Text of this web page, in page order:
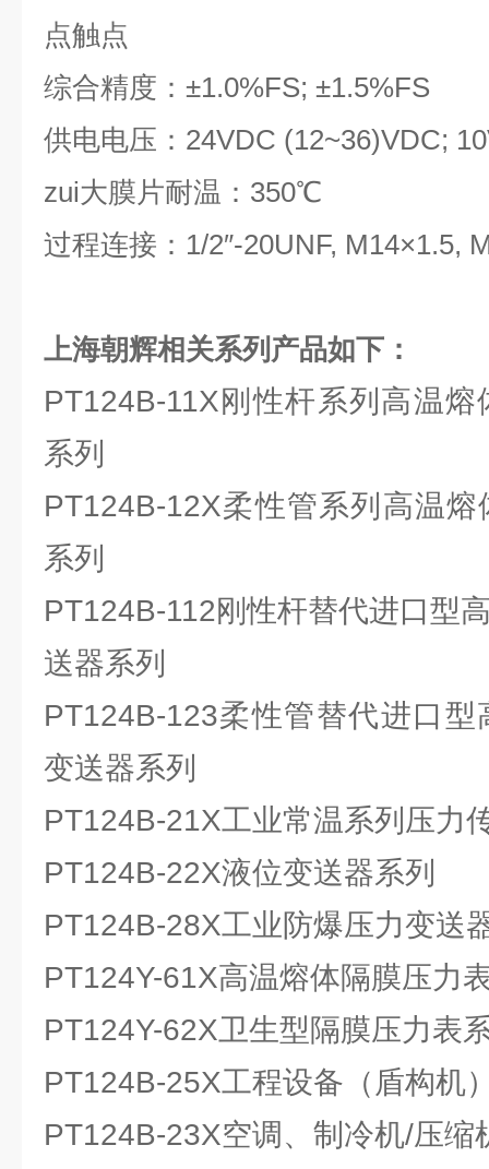
点触点
综合精度：±1.0%FS; ±1.5%FS
供电电压：24VDC (12~36)VDC;
zui大膜片耐温：350℃
过程连接：1/2″-20UNF, M14×1.5,
上海朝辉相关系列产品如下：
PT124B-11X刚性杆系列高温
系列
PT124B-12X柔性管系列高温
系列
PT124B-112刚性杆替代进口型
送器系列
PT124B-123柔性管替代进口
变送器系列
PT124B-21X工业常温系列压力
PT124B-22X液位变送器系列
PT124B-28X工业防爆压力变送
PT124Y-61X高温熔体隔膜压力
PT124Y-62X卫生型隔膜压力表
PT124B-25X工程设备（盾构机
PT124B-23X空调、制冷机/压缩